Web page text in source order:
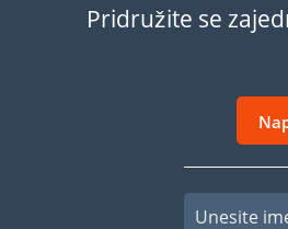
Pridružite se